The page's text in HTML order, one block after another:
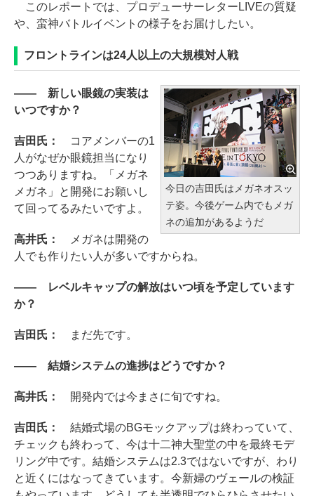
このレポートでは、プロデューサーレターLIVEの質疑
や、蛮神バトルイベントの様子をお届けしたい。
フロントラインは24人以上の大規模対人戦
今日の吉田氏はメガネオスッ
テ姿。今後ゲーム内でもメガ
ネの追加があるようだ
―― 新しい眼鏡の実装は
いつですか？
吉田氏：
コアメンバーの1
人がなぜか眼鏡担当になり
つつありますね。「メガネ
メガネ」と開発にお願いし
て回ってるみたいですよ。
高井氏：
メガネは開発の
人でも作りたい人が多いですからね。
―― レベルキャップの解放はいつ頃を予定しています
か？
吉田氏： まだ先です。
―― 結婚システムの進捗はどうですか？
高井氏： 開発内では今まさに旬ですね。
吉田氏： 結婚式場のBGモックアップは終わっていて、
チェックも終わって、今は十二神大聖堂の中を最終モデ
リング中です。結婚システムは2.3ではないですが、わり
と近くにはなってきています。今新婦のヴェールの検証